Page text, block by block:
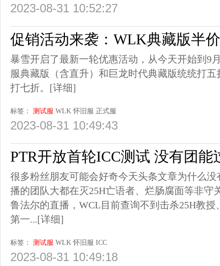
2023-08-31 10:52:27
促销活动来袭：WLK典藏版半
暴雪开启了最新一轮优惠活动，从今天开始到9
服典藏版（含直升）和巨龙时代典藏版统统打
打七折。 [详细]
标签： 测试服 WLK 怀旧服 正式服
2023-08-31 10:49:43
PTR开放首轮ICC测试 没有团能
很多粉丝朋友可能会好奇今天头条文章为什么
播的团队大都在灭25H亡语者、烂肠腐面等非守
鲁法尔的直播，WCL目前查询不到击杀25H教
第一...[详细]
标签： 测试服 WLK 怀旧服 ICC
2023-08-31 10:49:18